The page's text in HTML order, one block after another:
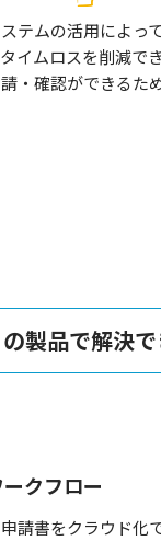
テムの活用によっ
イムロスを削減で
・確認ができるた
製品で解決で
クフロー
請書をクラウド化